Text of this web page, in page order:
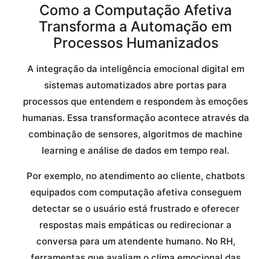
Como a Computação Afetiva
Transforma a Automação em
Processos Humanizados
A integração da inteligência emocional digital em
sistemas automatizados abre portas para
processos que entendem e respondem às emoções
humanas. Essa transformação acontece através da
combinação de sensores, algoritmos de machine
learning e análise de dados em tempo real.
Por exemplo, no atendimento ao cliente, chatbots
equipados com computação afetiva conseguem
detectar se o usuário está frustrado e oferecer
respostas mais empáticas ou redirecionar a
conversa para um atendente humano. No RH,